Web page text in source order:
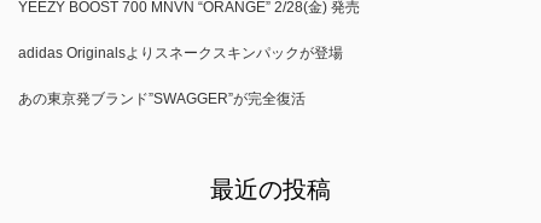
YEEZY BOOST 700 MNVN “ORANGE” 2/28(金) 発売
adidas Originalsよりスネークスキンパックが登場
あの東京発ブランド”SWAGGER”が完全復活
最近の投稿